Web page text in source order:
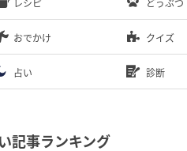
レシピ どうぶつ
おでかけ クイズ
占い 診断
記事ランキング